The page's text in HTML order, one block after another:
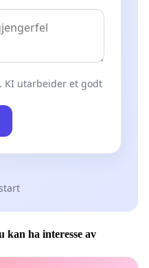
KI utarbeider et godt
ha interesse av